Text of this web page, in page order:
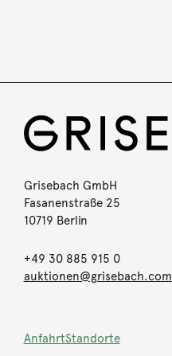
Grisebach GmbH
Fasanenstraße 25
10719 Berlin
+49 30 885 915 0
auktionen@grisebach.com
AnfahrtStandorte